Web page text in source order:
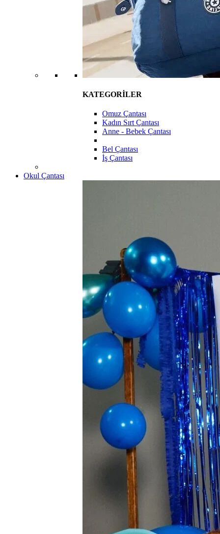
KATEGORİLER
Omuz Çantası
Kadın Sırt Çantası
Anne - Bebek Çantası
Bel Çantası
İş Çantası
Okul Çantası